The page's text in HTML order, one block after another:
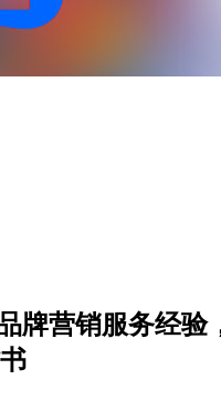
牌营销服务经验